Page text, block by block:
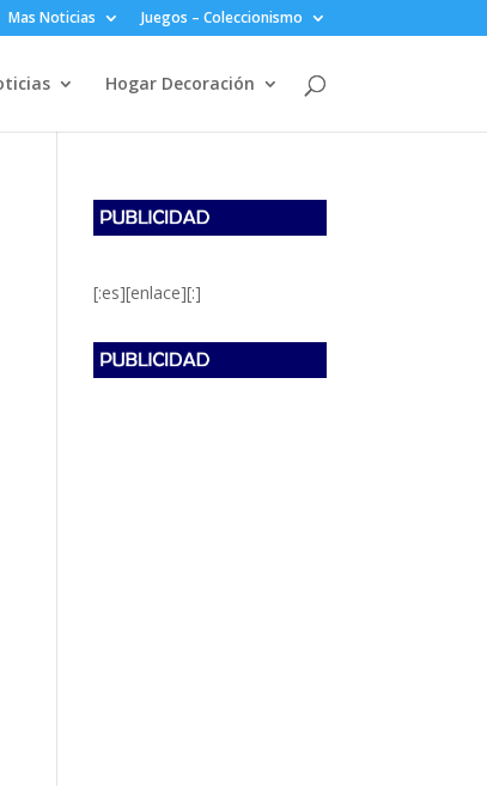
Mas Noticias Juegos – Coleccionismo
Hogar Decoración
[:es][enlace][:]